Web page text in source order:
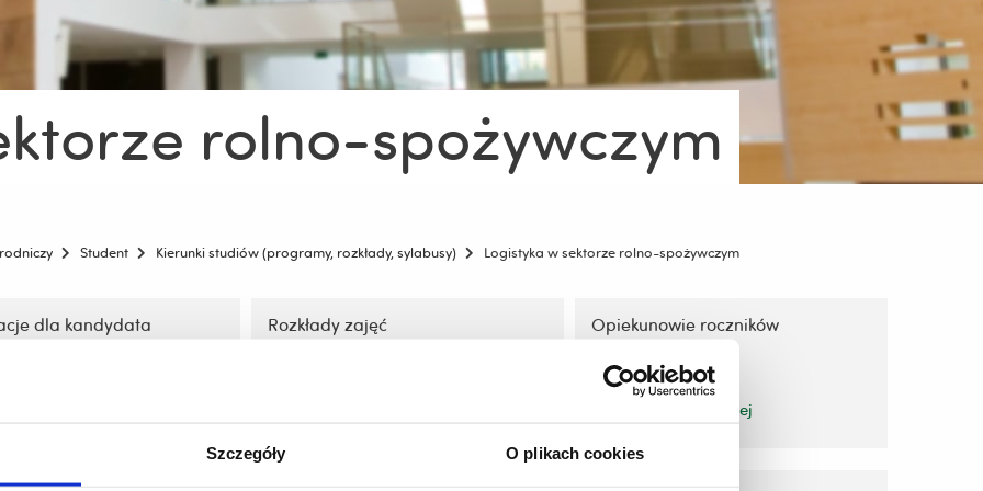
Szczegóły O plikach cookies
rolno-spożywczym
Student Kierunki studiów (programy, rozkłady, sylabusy) Logistyka w sektorze rolno-spożywczym
dla kandydata Rozkłady zajęć Opiekunowie roczników
zobacz więcej